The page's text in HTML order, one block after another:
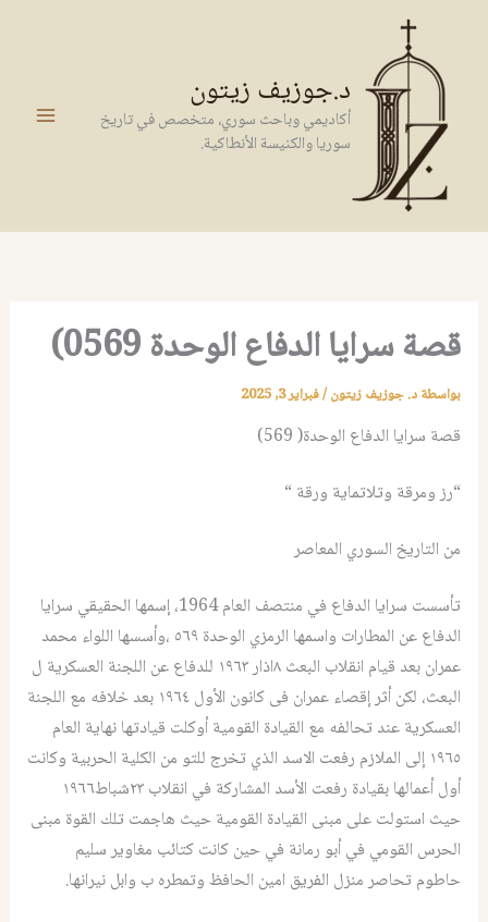
المحتوى
د.جوزيف زيتون
أكاديمي وباحث سوري، متخصص في تاريخ
سوريا والكنيسة الأنطاكية.
قصة سرايا الدفاع الوحدة 0569)
بواسطةد. جوزيف زيتون/فبراير 3, 2025
قصة سرايا الدفاع الوحدة( 569)
“رز ومرقة وتلاتماية ورقة “
من التاريخ السوري المعاصر
تأسست سرايا الدفاع في منتصف العام 1964، إسمها الحقيقي سرايا
الدفاع عن المطارات واسمها الرمزي الوحدة ٥٦٩ ،وأسسها اللواء محمد
عمران بعد قيام انقلاب البعث ٨اذار ١٩٦٣ للدفاع عن اللجنة العسكرية ل
البعث، لكن أثر إقصاء عمران فى كانون الأول ١٩٦٤ بعد خلافه مع اللجنة
العسكرية عند تحالفه مع القيادة القومية أوكلت قيادتها نهاية العام
١٩٦٥ إلى الملازم رفعت الاسد الذي تخرج للتو من الكلية الحربية وكانت
أول أعمالها بقيادة رفعت الأسد المشاركة في انقلاب ٢٣شباط١٩٦٦
حيث استولت على مبنى القيادة القومية حيث هاجمت تلك القوة مبنى
الحرس القومي في أبو رمانة في حين كانت كتائب مغاوير سليم
حاطوم تحاصر منزل الفريق امين الحافظ وتمطره ب وابل نيرانها.